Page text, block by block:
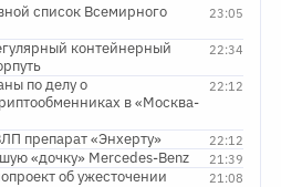
23:05
список Всемирного
22:34
контейнерный
22:12
по делу о
в «Москва-
22:12
препарат «Энхерту»
21:39
«дочку» Mercedes-Benz
21:08
об ужесточении